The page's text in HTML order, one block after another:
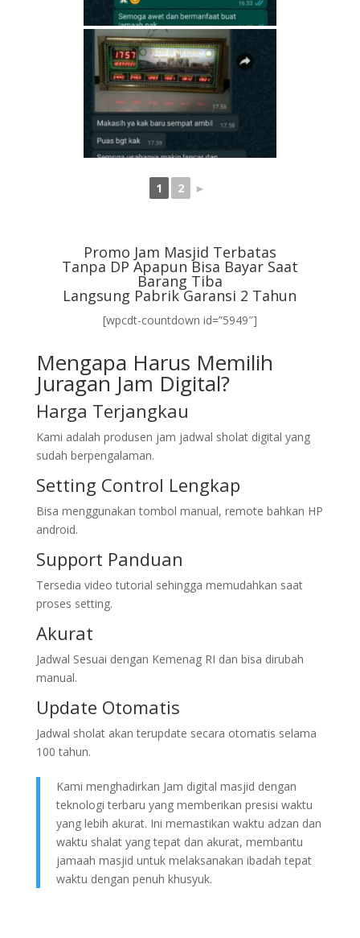
1 2 ►
Promo Jam Masjid Terbatas
Tanpa DP Apapun Bisa Bayar Saat
Barang Tiba
Langsung Pabrik Garansi 2 Tahun
[wpcdt-countdown id=”5949″]
Mengapa Harus Memilih
Juragan Jam Digital?
Harga Terjangkau
Kami adalah produsen jam jadwal sholat digital yang
sudah berpengalaman.
Setting Control Lengkap
Bisa menggunakan tombol manual, remote bahkan HP
android.
Support Panduan
Tersedia video tutorial sehingga memudahkan saat
proses setting.
Akurat
Jadwal Sesuai dengan Kemenag RI dan bisa dirubah
manual.
Update Otomatis
Jadwal sholat akan terupdate secara otomatis selama
100 tahun.
Kami menghadirkan Jam digital masjid dengan
teknologi terbaru yang memberikan presisi waktu
yang lebih akurat. Ini memastikan waktu adzan dan
waktu shalat yang tepat dan akurat, membantu
jamaah masjid untuk melaksanakan ibadah tepat
waktu dengan penuh khusyuk.